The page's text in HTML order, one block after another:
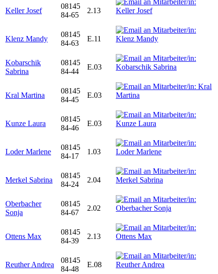
Keller Josef
08145
84-65
2.13
Klenz Mandy
08145
84-63
E.11
Kobarschik
Sabrina
08145
84-44
E.03
Kral Martina
08145
84-45
E.03
Kunze Laura
08145
84-46
E.03
Loder Marlene
08145
84-17
1.03
Merkel Sabrina
08145
84-24
2.04
Oberbacher
Sonja
08145
84-67
2.02
Ottens Max
08145
84-39
2.13
Reuther Andrea
08145
84-48
E.08